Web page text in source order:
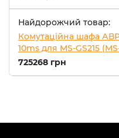
Найдорожчий товар:
Комутаційна шафа АВР
10ms для MS-GS215
725268 грн